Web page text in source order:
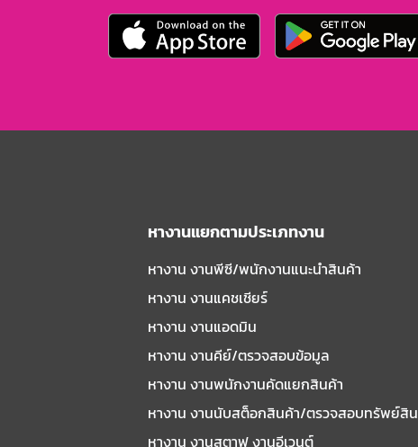
หางานแยกตามประเภทงาน
หางาน งานพีซี/พนักงานแนะนําสินค้า
หางาน งานแคชเชียร์
หางาน งานแอดมิน
หางาน งานคีย์/ตรวจสอบข้อมูล
หางาน งานพนักงานคัดแยกสินค้า
หางาน งานนับสต็อกสินค้า/ตรวจสอบทรัพย์สิน
หางาน งานสตาฟ งานอีเวนต์